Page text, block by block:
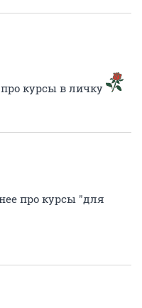
курсы в личку
про курсы "для